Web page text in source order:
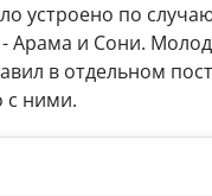
устроено по
- Арама и Сони.
в отдельном
с ними.